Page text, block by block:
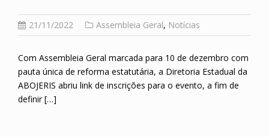
21/11/2022 Assembleia Geral, Notícias
Com Assembleia Geral marcada para 10 de dezembro com
pauta única de reforma estatutária, a Diretoria Estadual da
ABOJERIS abriu link de inscrições para o evento, a fim de
definir […]